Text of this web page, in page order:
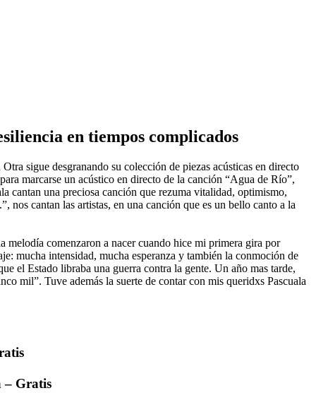
en tiempos complicados
sigue desgranando su colección de piezas acústicas en directo
marcarse un acústico en directo de la canción “Agua de Río”,
cantan una preciosa canción que rezuma vitalidad, optimismo,
nos cantan las artistas, en una canción que es un bello canto a la
melodía comenzaron a nacer cuando hice mi primera gira por
mucha intensidad, mucha esperanza y también la conmoción de
el Estado libraba una guerra contra la gente. Un año mas tarde,
mil”. Tuve además la suerte de contar con mis queridxs Pascuala
– Gratis